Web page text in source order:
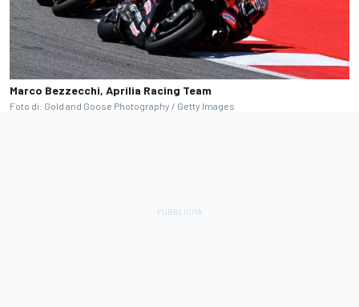
Marco Bezzecchi, Aprilia Racing Team
Foto di: Gold and Goose Photography / Getty Images